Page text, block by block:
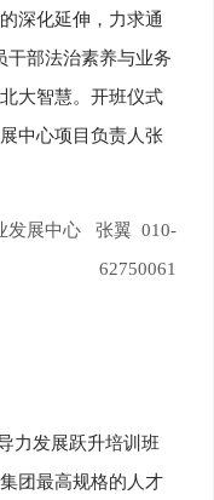
深化延伸，力求通
干部法治素养与业务
大智慧。开班仪式
中心项目负责人张
展中心 张翼 010-
62750061
力发展跃升培训班
团最高规格的人才